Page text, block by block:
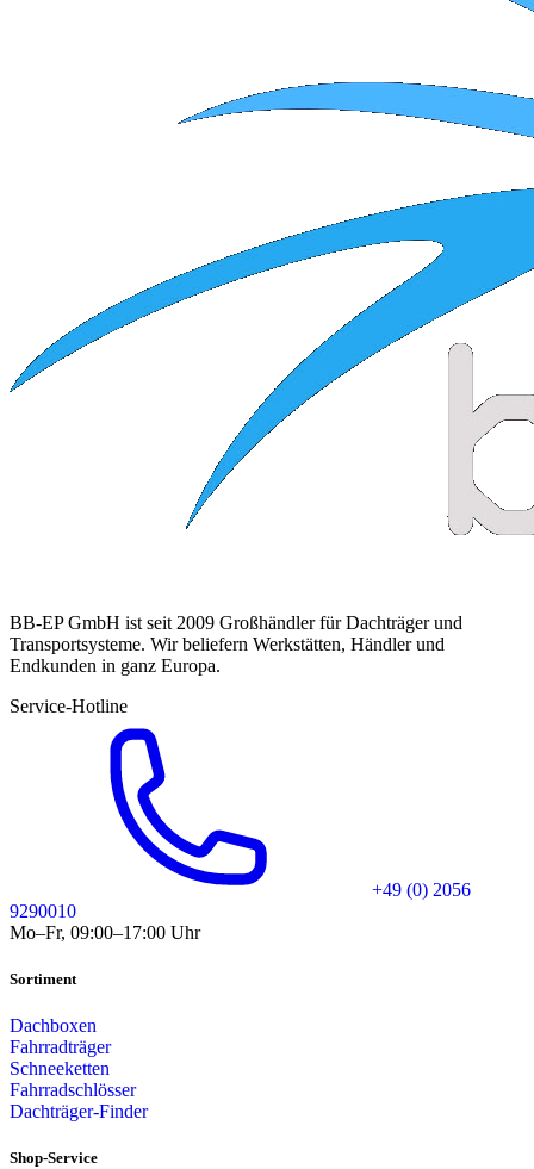
BB-EP GmbH ist seit 2009 Großhändler für Dachträger und
Transportsysteme. Wir beliefern Werkstätten, Händler und
Endkunden in ganz Europa.
Service-Hotline
+49 (0) 2056
9290010
Mo–Fr, 09:00–17:00 Uhr
Sortiment
Dachboxen
Fahrradträger
Schneeketten
Fahrradschlösser
Dachträger-Finder
Shop-Service